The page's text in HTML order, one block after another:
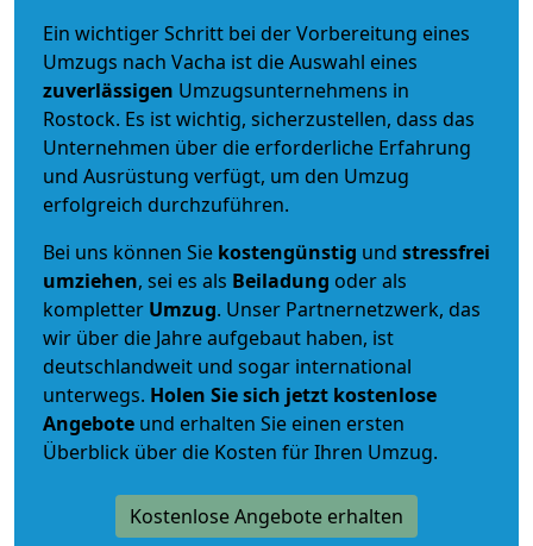
Ein wichtiger Schritt bei der Vorbereitung eines
Umzugs nach Vacha ist die Auswahl eines
zuverlässigen Umzugsunternehmens in
Rostock. Es ist wichtig, sicherzustellen, dass das
Unternehmen über die erforderliche Erfahrung
und Ausrüstung verfügt, um den Umzug
erfolgreich durchzuführen.
Bei uns können Sie kostengünstig und stressfrei
umziehen, sei es als Beiladung oder als
kompletter Umzug. Unser Partnernetzwerk, das
wir über die Jahre aufgebaut haben, ist
deutschlandweit und sogar international
unterwegs. Holen Sie sich jetzt kostenlose
Angebote und erhalten Sie einen ersten
Überblick über die Kosten für Ihren Umzug.
Kostenlose Angebote erhalten